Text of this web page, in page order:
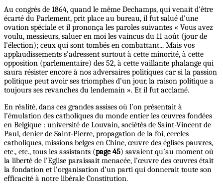
Au congrès de 1864, quand le même Dechamps, qui venait d’être
écarté du Parlement, prit place au bureau, il fut salué d’une
ovation spéciale et il prononça les paroles suivantes « Vous avez
voulu, messieurs, saluer en moi les vaincus du 11 août (jour de
l’élection); ceux qui sont tombés en combattant... Mais vos
applaudissements s’adressent surtout à cette minorité, à cette
opposition (parlementaire) des 52, à cette vaillante phalange qui
saura résister encore à nos adversaires politiques car si la passion
politique peut avoir ses triomphes d’un jour, la raison politique a
toujours ses revanches du lendemain ». Et il fut acclamé.
En réalité, dans ces grandes assises où l’on présentait à
l’émulation des catholiques du monde entier les œuvres fondées
en Belgique : université de Louvain, sociétés de Saint-Vincent de
Paul, denier de Saint-Pierre, propagation de la foi, cercles
catholiques, missions belges en Chine, œuvre des églises pauvres,
etc., etc., tous les assistants (page 45) savaient qu’au moment où
la liberté de l’Eglise paraissait menacée, l’œuvre des œuvres était
la fondation et l’organisation d’un parti qui donnerait toute son
efficacité à notre libérale Constitution.